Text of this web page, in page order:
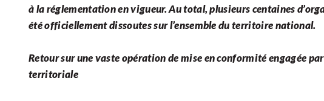
à la réglementation en vigueur. Au total, plusieurs centaines
été officiellement dissoutes sur l’ensemble du territoire national.
Retour sur une vaste opération de mise en conformité engagée
territoriale